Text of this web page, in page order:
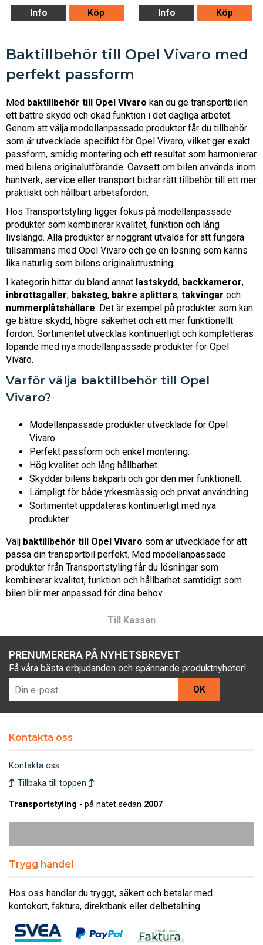
Info Köp Info Köp
Baktillbehör till Opel Vivaro med
perfekt passform
Med baktillbehör till Opel Vivaro kan du ge transportbilen
ett bättre skydd och ökad funktion i det dagliga arbetet.
Genom att välja modellanpassade produkter får du tillbehör
som är utvecklade specifikt för Opel Vivaro, vilket ger exakt
passform, smidig montering och ett resultat som harmonierar
med bilens originalutförande. Oavsett om bilen används inom
hantverk, service eller transport bidrar rätt tillbehör till ett mer
praktiskt och hållbart arbetsfordon.
Hos Transportstyling ligger fokus på modellanpassade
produkter som kombinerar kvalitet, funktion och lång
livslängd. Alla produkter är noggrant utvalda för att fungera
tillsammans med Opel Vivaro och ge en lösning som känns
lika naturlig som bilens originalutrustning.
I kategorin hittar du bland annat lastskydd, backkameror,
inbrottsgaller, baksteg, bakre splitters, takvingar och
nummerplåtshållare. Det är exempel på produkter som kan
ge bättre skydd, högre säkerhet och ett mer funktionellt
fordon. Sortimentet utvecklas kontinuerligt och kompletteras
löpande med nya modellanpassade produkter för Opel
Vivaro.
Varför välja baktillbehör till Opel
Vivaro?
Modellanpassade produkter utvecklade för Opel
Vivaro.
Perfekt passform och enkel montering.
Hög kvalitet och lång hållbarhet.
Skyddar bilens bakparti och gör den mer funktionell.
Lämpligt för både yrkesmässig och privat användning.
Sortimentet uppdateras kontinuerligt med nya
produkter.
Välj baktillbehör till Opel Vivaro som är utvecklade för att
passa din transportbil perfekt. Med modellanpassade
produkter från Transportstyling får du lösningar som
kombinerar kvalitet, funktion och hållbarhet samtidigt som
bilen blir mer anpassad för dina behov.
Till Kassan
PRENUMERERA PÅ NYHETSBREVET
Få våra bästa erbjudanden och spännande produktnyheter!
OK
Kontakta oss
Kontakta oss
Tillbaka till toppen
Transportstyling - på nätet sedan 2007
Trygg handel
Hos oss handlar du tryggt, säkert och betalar med
kontokort, faktura, direktbank eller delbetalning.